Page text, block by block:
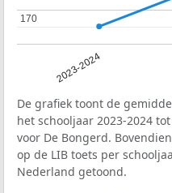
2023-2024
170
170
De grafiek toont de
het schooljaar 2023-2024
voor De Bongerd.
op de LIB toets per
Nederland getoond.